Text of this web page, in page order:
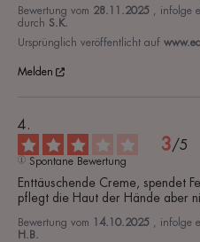
Bewertung vom 28.11.2025 , infolge
durch S.K.
Ursprünglich veröffentlicht auf
Melden
3/5
Spontane Bewertung
Enttäuschende Creme, spendet
pflegt die Haut der Hände aber
Bewertung vom 14.10.2025 , infolge
H.B.